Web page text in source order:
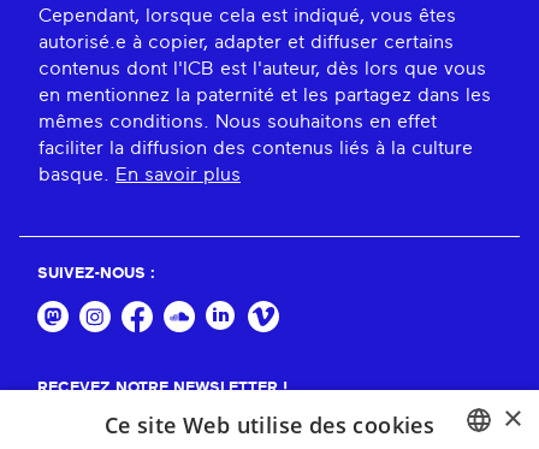
Cependant, lorsque cela est indiqué, vous êtes
autorisé.e à copier, adapter et diffuser certains
contenus dont l'ICB est l'auteur, dès lors que vous
en mentionnez la paternité et les partagez dans les
mêmes conditions. Nous souhaitons en effet
faciliter la diffusion des contenus liés à la culture
basque.
En savoir plus
SUIVEZ-NOUS :
RECEVEZ NOTRE NEWSLETTER !
×
Ce site Web utilise des cookies